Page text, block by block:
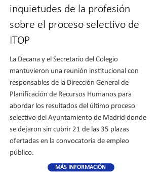
inquietudes de la profesión
sobre el proceso selectivo de
ITOP
La Decana y el Secretario del Colegio
mantuvieron una reunión institucional con
responsables de la Dirección General de
Planificación de Recursos Humanos para
abordar los resultados del último proceso
selectivo del Ayuntamiento de Madrid donde
se dejaron sin cubrir 21 de las 35 plazas
ofertadas en la convocatoria de empleo
público.
MÁS INFORMACIÓN